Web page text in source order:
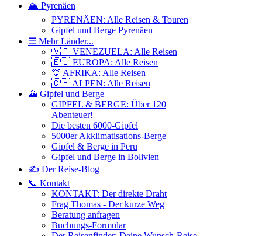
🏔️ Pyrenäen
PYRENÄEN: Alle Reisen & Touren
Gipfel und Berge Pyrenäen
☰ Mehr Länder...
🇻🇪 VENEZUELA: Alle Reisen
🇪🇺 EUROPA: Alle Reisen
🦒 AFRIKA: Alle Reisen
🇨🇭 ALPEN: Alle Reisen
🗻 Gipfel und Berge
GIPFEL & BERGE: Über 120
Abenteuer!
Die besten 6000-Gipfel
5000er Akklimatisations-Berge
Gipfel & Berge in Peru
Gipfel und Berge in Bolivien
✍️ Der Reise-Blog
📞 Kontakt
KONTAKT: Der direkte Draht
Frag Thomas - Der kurze Weg
Beratung anfragen
Buchungs-Formular